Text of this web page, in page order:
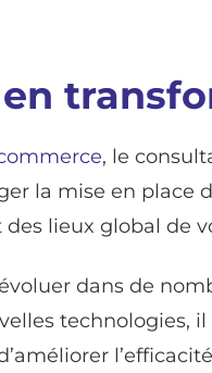
, le
la mise en place
lieux global de
dans de
technologies,